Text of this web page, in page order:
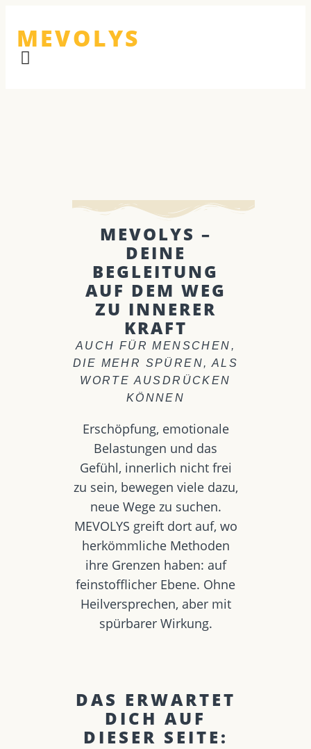
MEVOLYS
MEVOLYS –
DEINE
BEGLEITUNG
AUF DEM WEG
ZU INNERER
KRAFT
AUCH FÜR MENSCHEN,
DIE MEHR SPÜREN, ALS
WORTE AUSDRÜCKEN
KÖNNEN
Erschöpfung, emotionale
Belastungen und das
Gefühl, innerlich nicht frei
zu sein, bewegen viele dazu,
neue Wege zu suchen.
MEVOLYS greift dort auf, wo
herkömmliche Methoden
ihre Grenzen haben: auf
feinstofflicher Ebene. Ohne
Heilversprechen, aber mit
spürbarer Wirkung.
DAS ERWARTET
DICH AUF
DIESER SEITE: